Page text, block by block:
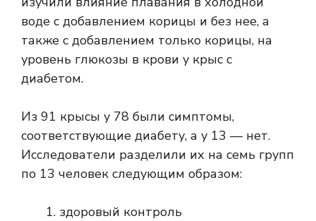
воде с добавлением корицы и без нее, а
также с добавлением только корицы, на
уровень глюкозы в крови у крыс с
диабетом.
Из 91 крысы у 78 были симптомы,
соответствующие диабету, а у 13 — нет.
Исследователи разделили их на семь групп
по 13 человек следующим образом:
здоровый контроль